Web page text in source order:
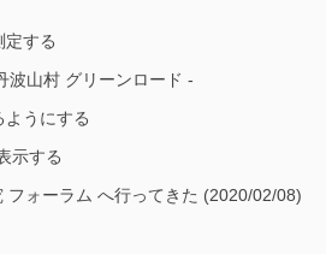
定する
波山村 グリーンロード -
うにする
示する
フォーラム へ行ってきた (2020/02/08)